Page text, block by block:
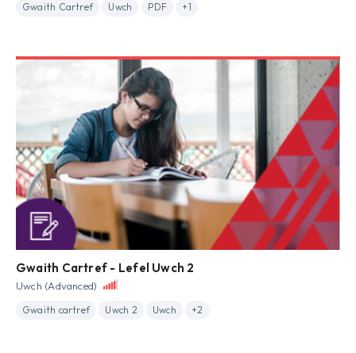
Gwaith Cartref Uwch PDF +1
Gwaith Cartref - Lefel Uwch 2
Uwch (Advanced)
Gwaith cartref Uwch 2 Uwch +2